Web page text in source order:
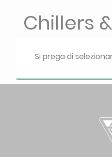
Chillers
Si prega di